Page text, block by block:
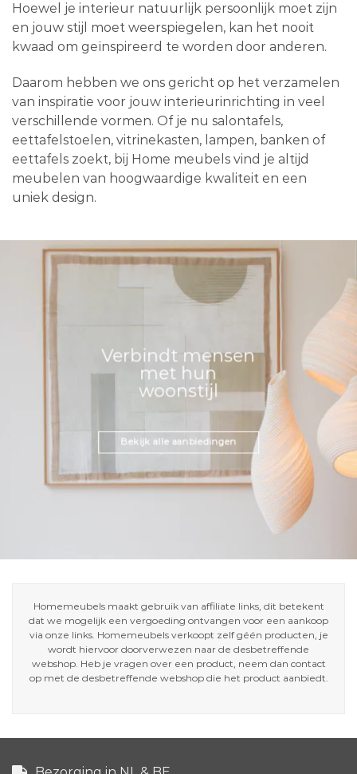
Hoewel je interieur natuurlijk persoonlijk moet zijn
en jouw stijl moet weerspiegelen, kan het nooit
kwaad om geïnspireerd te worden door anderen.
Daarom hebben we ons gericht op het verzamelen
van inspiratie voor jouw interieurinrichting in veel
verschillende vormen. Of je nu salontafels,
eettafelstoelen, vitrinekasten, lampen, banken of
eettafels zoekt, bij Home meubels vind je altijd
meubelen van hoogwaardige kwaliteit en een
uniek design.
Verbindt mensen
met hun
woonstijl
Bekijk alle aanbiedingen
Homemeubels maakt gebruik van affiliate links, dit betekent
dat we mogelijk een vergoeding ontvangen voor een aankoop
via onze links. Homemeubels verkoopt zelf géén producten, je
wordt hiervoor doorverwezen naar de desbetreffende
webshop. Heb je vragen over een product, neem dan contact
op met de desbetreffende webshop die het product aanbiedt.